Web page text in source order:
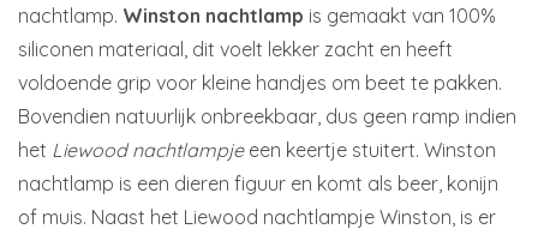
nachtlamp. Winston nachtlamp is gemaakt van 100%
siliconen materiaal, dit voelt lekker zacht en heeft
voldoende grip voor kleine handjes om beet te pakken.
Bovendien natuurlijk onbreekbaar, dus geen ramp indien
het Liewood nachtlampjeeen keertje stuitert. Winston
nachtlamp is een dieren figuur en komt als beer, konijn
of muis. Naast het Liewood nachtlampje Winston, is er